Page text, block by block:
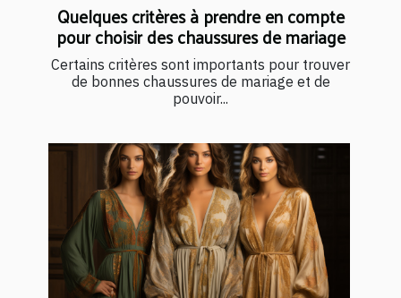
Quelques critères à prendre en compte
pour choisir des chaussures de mariage
Certains critères sont importants pour trouver
de bonnes chaussures de mariage et de
pouvoir...